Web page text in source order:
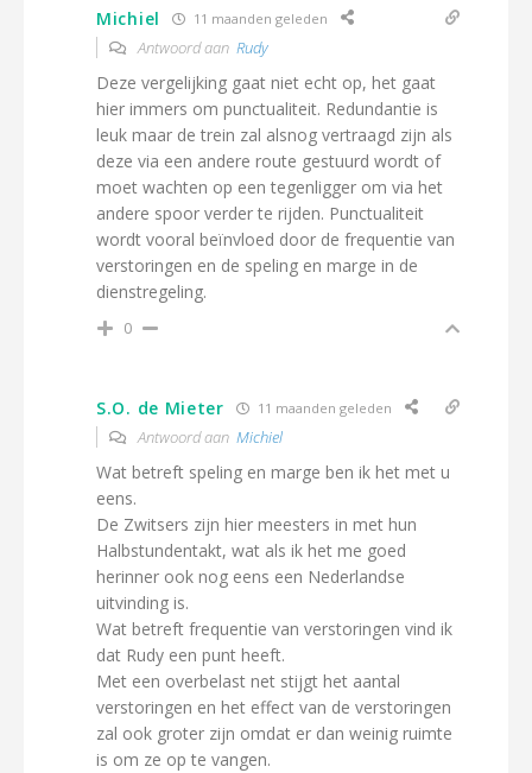
Michiel 11 maanden geleden
Antwoord aan Rudy
Deze vergelijking gaat niet echt op, het gaat
hier immers om punctualiteit. Redundantie is
leuk maar de trein zal alsnog vertraagd zijn als
deze via een andere route gestuurd wordt of
moet wachten op een tegenligger om via het
andere spoor verder te rijden. Punctualiteit
wordt vooral beïnvloed door de frequentie van
verstoringen en de speling en marge in de
dienstregeling.
0
S.O. de Mieter 11 maanden geleden
Antwoord aan Michiel
Wat betreft speling en marge ben ik het met u
eens.
De Zwitsers zijn hier meesters in met hun
Halbstundentakt, wat als ik het me goed
herinner ook nog eens een Nederlandse
uitvinding is.
Wat betreft frequentie van verstoringen vind ik
dat Rudy een punt heeft.
Met een overbelast net stijgt het aantal
verstoringen en het effect van de verstoringen
zal ook groter zijn omdat er dan weinig ruimte
is om ze op te vangen.